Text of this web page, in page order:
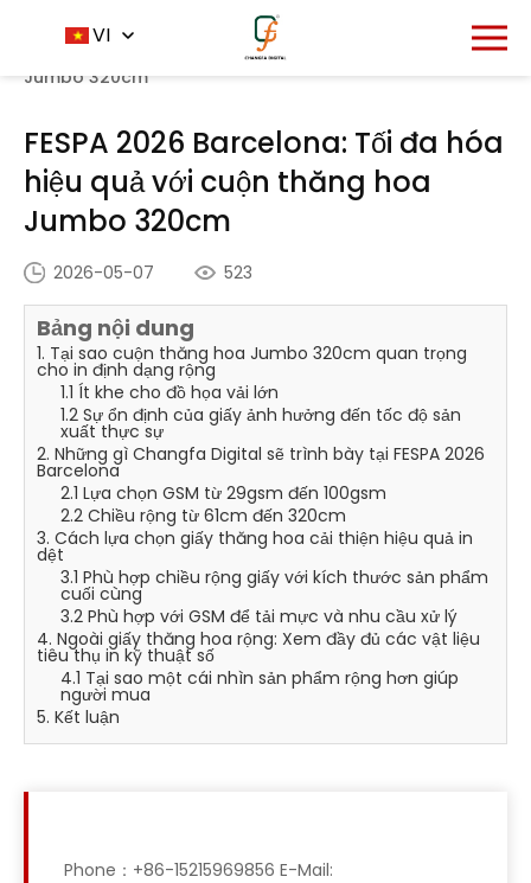
VI
Trang chủ - Trung tâm tin tức
Barcelona: Tối đa hóa hiệu quả với cuộn thăng hoa
Jumbo 320cm
FESPA 2026 Barcelona: Tối đa hóa
hiệu quả với cuộn thăng hoa
Jumbo 320cm
2026-05-07 523
Bảng nội dung
1. Tại sao cuộn thăng hoa Jumbo 320cm quan trọng
cho in định dạng rộng
1.1 Ít khe cho đồ họa vải lớn
1.2 Sự ổn định của giấy ảnh hưởng đến tốc độ sản
xuất thực sự
2. Những gì Changfa Digital sẽ trình bày tại FESPA 2026
Barcelona
2.1 Lựa chọn GSM từ 29gsm đến 100gsm
2.2 Chiều rộng từ 61cm đến 320cm
3. Cách lựa chọn giấy thăng hoa cải thiện hiệu quả in
dệt
3.1 Phù hợp chiều rộng giấy với kích thước sản phẩm
cuối cùng
3.2 Phù hợp với GSM để tải mực và nhu cầu xử lý
4. Ngoài giấy thăng hoa rộng: Xem đầy đủ các vật liệu
tiêu thụ in kỹ thuật số
4.1 Tại sao một cái nhìn sản phẩm rộng hơn giúp
người mua
5. Kết luận
Phone：+86-15215969856 E-Mail: